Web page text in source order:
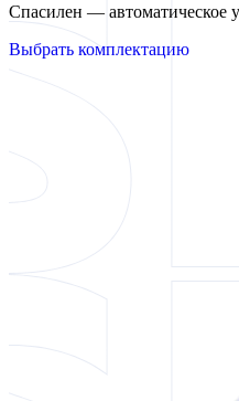
Спасилен — автоматическое
Выбрать комплектацию